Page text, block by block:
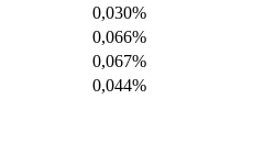
0,030%
0,066%
0,067%
0,044%